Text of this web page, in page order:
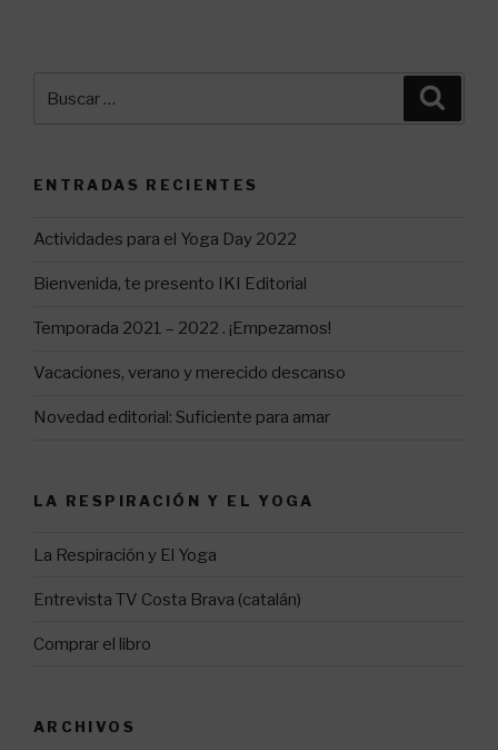
por:
ENTRADAS RECIENTES
Actividades para el Yoga Day 2022
Bienvenida, te presento IKI Editorial
Temporada 2021 – 2022 . ¡Empezamos!
Vacaciones, verano y merecido descanso
Novedad editorial: Suficiente para amar
LA RESPIRACIÓN Y EL YOGA
La Respiración y El Yoga
Entrevista TV Costa Brava (catalán)
Comprar el libro
ARCHIVOS